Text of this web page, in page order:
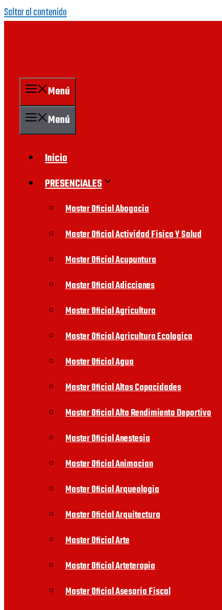
Saltar al contenido
Menú
Menú
Inicio
PRESENCIALES
Master Oficial Abogacia
Master Oficial Actividad Fisica Y Salud
Master Oficial Acupuntura
Master Oficial Adicciones
Master Oficial Agricultura
Master Oficial Agricultura Ecologica
Master Oficial Agua
Master Oficial Altas Capacidades
Master Oficial Alto Rendimiento Deportivo
Master Oficial Anestesia
Master Oficial Animacion
Master Oficial Arqueologia
Master Oficial Arquitectura
Master Oficial Arte
Master Oficial Arteterapia
Master Oficial Asesoria Fiscal